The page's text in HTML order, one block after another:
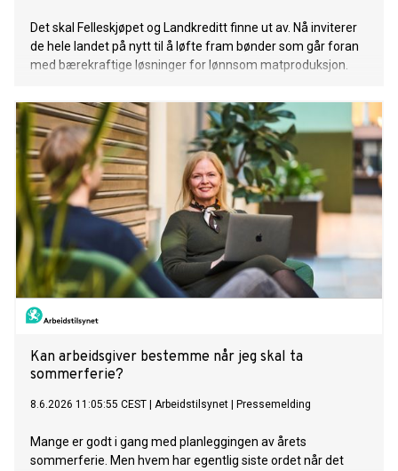
Det skal Felleskjøpet og Landkreditt finne ut av. Nå inviterer
de hele landet på nytt til å løfte fram bønder som går foran
med bærekraftige løsninger for lønnsom matproduksjon.
Kan arbeidsgiver bestemme når jeg skal ta
sommerferie?
8.6.2026 11:05:55 CEST Arbeidstilsynet Pressemelding
Mange er godt i gang med planleggingen av årets
sommerferie. Men hvem har egentlig siste ordet når det